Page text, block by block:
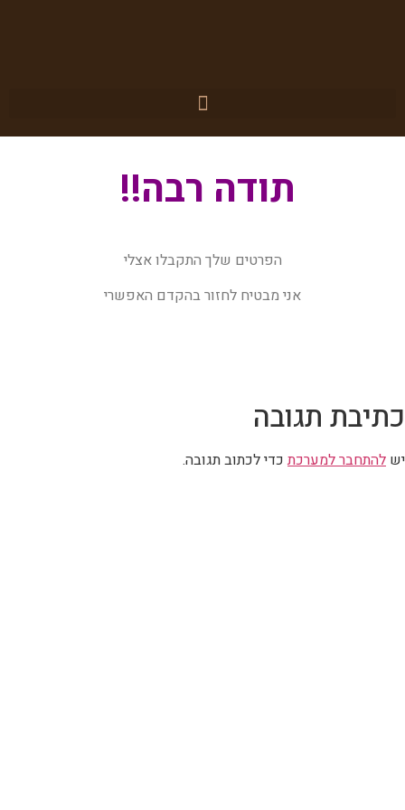
תודה רבה!!
הפרטים שלך התקבלו אצלי
אני מבטיח לחזור בהקדם האפשרי
כתיבת תגובה
יש להתחבר למערכתכדי לכתוב תגובה.